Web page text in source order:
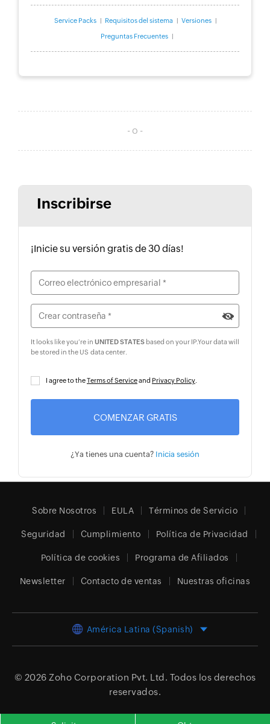
Service Packs Requisitos del sistema Versiones
Preguntas Frecuentes
- o -
Inscribirse
¡Inicie su versión gratis de 30 días!
It looks like you‘re in UNITED STATES based on your IPYour data will
be stored in the US data center.
I agree to theTerms of Serviceand Privacy Policy
¿Ya tienes una cuenta? Inicia sesión
Sobre Nosotros EULA Términos de Servicio
Seguridad Cumplimiento Política de Privacidad
Política de cookies Programa de Afiliados
Newsletter Contacto de ventas Nuestras oficinas
América Latina (Spanish)
© 2026 Zoho Corporation Pvt. Ltd. Todos los derechos
reservados.